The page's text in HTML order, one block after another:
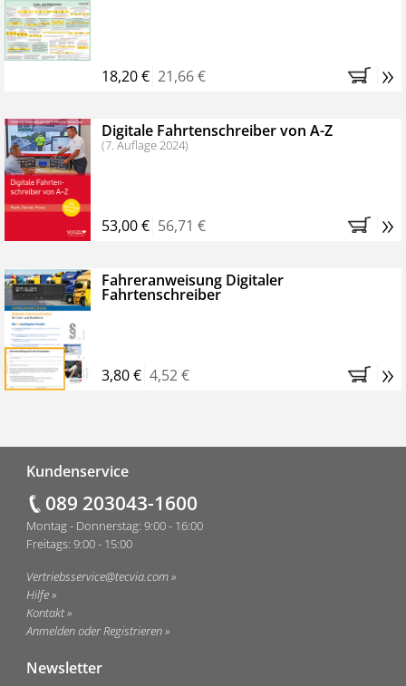
Bestellen Sie jetzt das VerkehrsRundschau Profipaket im
Kennenlern-Abo für zwei Monate (inkl. der derzeitig
Monaten brauchen Sie nichts weiter tun, das
Abonnement endet automatisch, es entstehen keine
weiteren Verpflichtungen.
18,20 € 21,66 € »
Digitale Fahrtenschreiber von A-Z
(7. Auflage 2024)
53,00 € 56,71 € »
Fahreranweisung Digitaler
Fahrtenschreiber
3,80 € 4,52 € »
Kundenservice
089 203043-1600
Montag - Donnerstag: 9:00 - 16:00
Freitags: 9:00 - 15:00
Vertriebsservice@tecvia.com
Hilfe
Kontakt
Anmelden oder Registrieren
Newsletter